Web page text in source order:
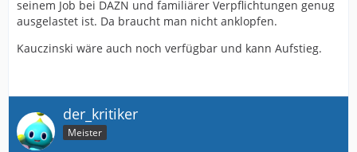
seinem Job bei DAZN und familiärer Verpflichtungen genug
ausgelastet ist. Da braucht man nicht anklopfen.
Kauczinski wäre auch noch verfügbar und kann Aufstieg.
der_kritiker
Meister